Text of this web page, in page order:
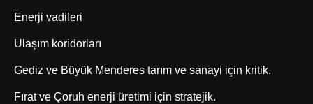
Enerji vadileri
Ulaşım koridorları
Gediz ve Büyük Menderes tarım ve sanayi için kritik.
Fırat ve Çoruh enerji üretimi için stratejik.